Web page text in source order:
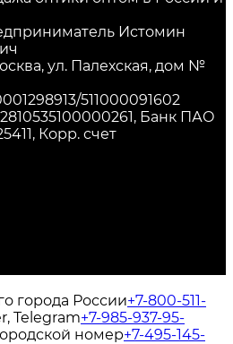
Истомин
ул. Палехская, дом №
511000091602
Банк ПАО
Корр. счет
города России+7-800-511-
Telegram+7-985-937-95-
номер+7-495-145-